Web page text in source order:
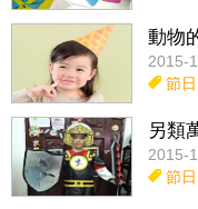
動物
2015-
節
另類
2015-
節